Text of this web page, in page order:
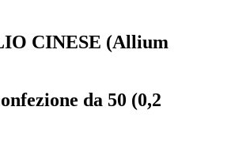
CINESE (Allium
da 50 (0,2